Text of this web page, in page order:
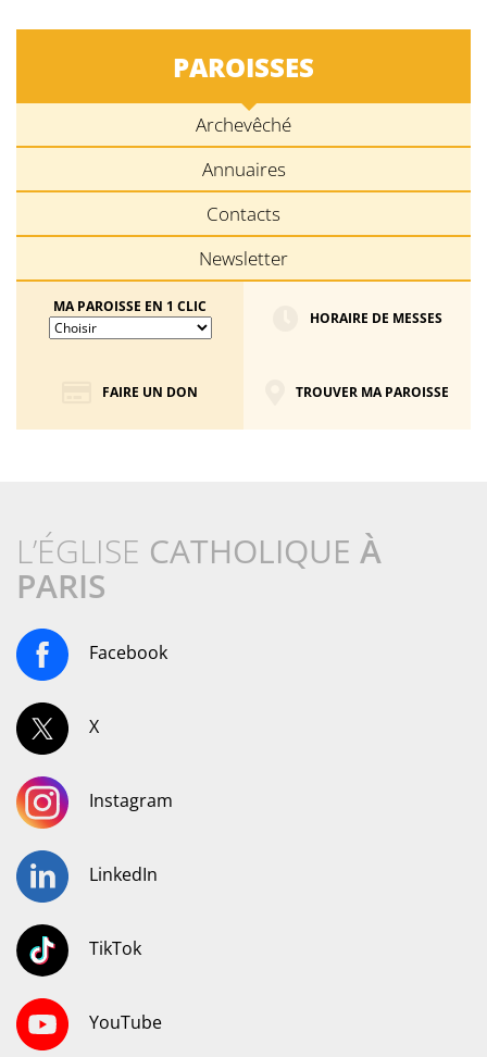
PAROISSES
Archevêché
Annuaires
Contacts
Newsletter
MA PAROISSE EN 1 CLIC
HORAIRE DE MESSES
FAIRE UN DON TROUVER MA PAROISSE
L’ÉGLISE CATHOLIQUE À
PARIS
Facebook
X
Instagram
LinkedIn
TikTok
YouTube